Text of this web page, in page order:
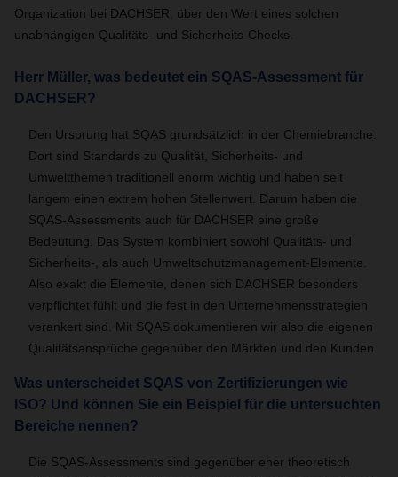
Organization bei DACHSER, über den Wert eines solchen
unabhängigen Qualitäts- und Sicherheits-Checks.
Herr Müller, was bedeutet ein SQAS-Assessment für
DACHSER?
Den Ursprung hat SQAS grundsätzlich in der Chemiebranche.
Dort sind Standards zu Qualität, Sicherheits- und
Umweltthemen traditionell enorm wichtig und haben seit
langem einen extrem hohen Stellenwert. Darum haben die
SQAS-Assessments auch für DACHSER eine große
Bedeutung. Das System kombiniert sowohl Qualitäts- und
Sicherheits-, als auch Umweltschutzmanagement-Elemente.
Also exakt die Elemente, denen sich DACHSER besonders
verpflichtet fühlt und die fest in den Unternehmensstrategien
verankert sind. Mit SQAS dokumentieren wir also die eigenen
Qualitätsansprüche gegenüber den Märkten und den Kunden
Was unterscheidet SQAS von Zertifizierungen wie
ISO? Und können Sie ein Beispiel für die untersuchten
Bereiche nennen?
Die SQAS-Assessments sind gegenüber eher theoretisch